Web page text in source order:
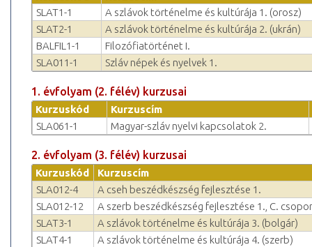
SLAT1-1
A szlávok történelme és kultúrája 1. (orosz)
SLAT2-1
A szlávok történelme és kultúrája 2. (ukrán)
BALFIL1-1
Filozófiatörténet I.
SLA011-1
Szláv népek és nyelvek 1.
1. évfolyam (2. félév) kurzusai
Kurzuskód
Kurzuscím
SLA061-1
Magyar-szláv nyelvi kapcsolatok 2.
2. évfolyam (3. félév) kurzusai
Kurzuskód
Kurzuscím
SLA012-4
A cseh beszédkészség fejlesztése 1.
SLA012-12
A szerb beszédkészség fejlesztése 1., C.
SLAT3-1
A szlávok történelme és kultúrája 3. (bolgár)
SLAT4-1
A szlávok történelme és kultúrája 4. (szerb)